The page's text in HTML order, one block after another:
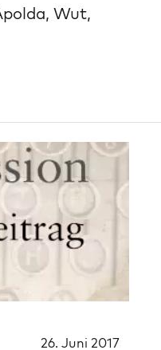
Wut,
26. Juni 2017